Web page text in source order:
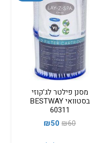
מסנן פילטר לג'קוזי
בסטוואי BESTWAY
60311
₪60
המחיר
₪50
המחיר